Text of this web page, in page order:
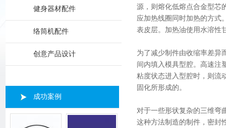
健身器材配件
络筒机配件
创意产品设计
成功案例
源，则熔化低熔点合金型芯
应加热线圈同时加热的方式
表皮层。加热油使用水溶性
为了减少制件由收缩率差异
间内填入模具型腔。高速注
粘度状态进入型腔时，则流
固化所形成的。
对于一些形状复杂的三维弯
这种方法制造的制件，密封